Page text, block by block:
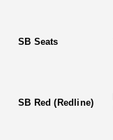
SB Seats
SB Red (Redline)